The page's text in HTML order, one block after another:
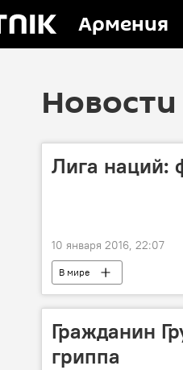
Армения
Новости
Лига наций:
10 января 2016, 22:07
В мире
Гражданин
гриппа